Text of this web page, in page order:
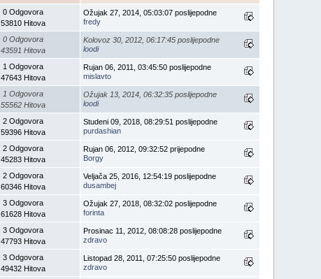
0 Odgovora
53810 Hitova
Ožujak 27, 2014, 05:03:07 poslijepodne
fredy
0 Odgovora
43591 Hitova
Kolovoz 30, 2012, 06:17:45 poslijepodne
loodi
1 Odgovora
47643 Hitova
Rujan 06, 2011, 03:45:50 poslijepodne
mislavto
1 Odgovora
55562 Hitova
Ožujak 13, 2014, 06:32:35 poslijepodne
loodi
2 Odgovora
59396 Hitova
Studeni 09, 2018, 08:29:51 poslijepodne
purdashian
2 Odgovora
45283 Hitova
Rujan 06, 2012, 09:32:52 prijepodne
Borgy
2 Odgovora
60346 Hitova
Veljača 25, 2016, 12:54:19 poslijepodne
dusambej
3 Odgovora
61628 Hitova
Ožujak 27, 2018, 08:32:02 poslijepodne
forinta
3 Odgovora
47793 Hitova
Prosinac 11, 2012, 08:08:28 poslijepodne
zdravo
3 Odgovora
49432 Hitova
Listopad 28, 2011, 07:25:50 poslijepodne
zdravo